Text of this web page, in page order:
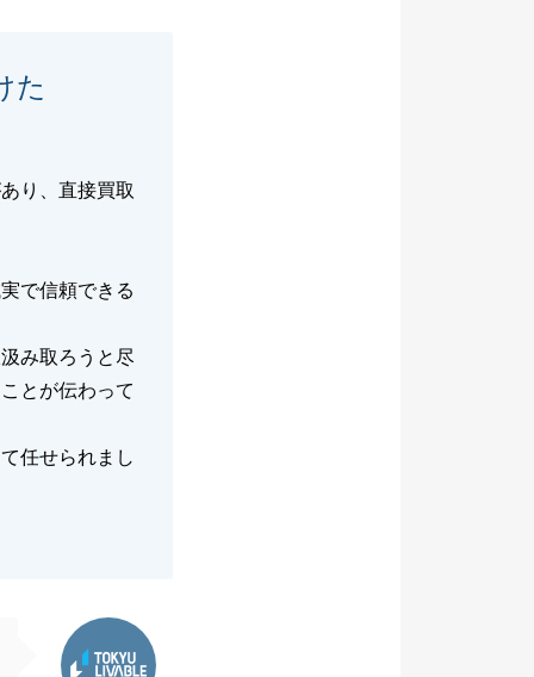
た
り、直接買取
で信頼できる
み取ろうと尽
とが伝わって
任せられまし